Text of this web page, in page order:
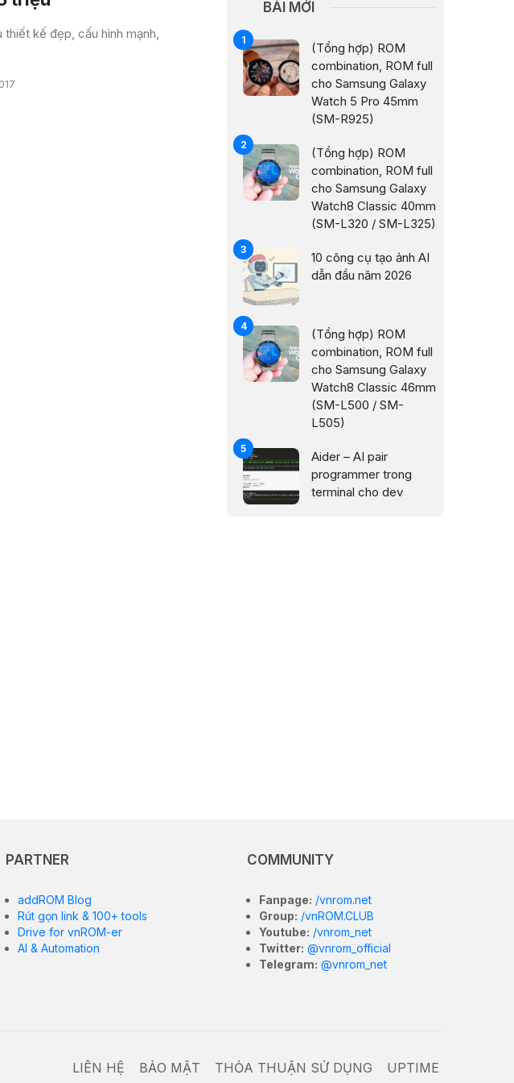
kế đẹp, cấu hình mạnh,
BÀI MỚI
(Tổng hợp) ROM
combination, ROM full
cho Samsung Galaxy
Watch 5 Pro 45mm
(SM-R925)
(Tổng hợp) ROM
combination, ROM full
cho Samsung Galaxy
Watch8 Classic 40mm
(SM-L320 / SM-L325)
10 công cụ tạo ảnh AI
dẫn đầu năm 2026
(Tổng hợp) ROM
combination, ROM full
cho Samsung Galaxy
Watch8 Classic 46mm
(SM-L500 / SM-
L505)
Aider – AI pair
programmer trong
terminal cho dev
PARTNER
addROM Blog
Rút gọn link & 100+ tools
Drive for vnROM-er
AI & Automation
COMMUNITY
Fanpage: /vnrom.net
Group: /vnROM.CLUB
Youtube: /vnrom_net
Twitter: @vnrom_official
Telegram: @vnrom_net
LIÊN HỆ BẢO MẬT THỎA THUẬN SỬ DỤNG UPTIME